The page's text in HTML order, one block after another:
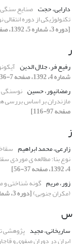
دارابی، حجت صنایع
تکنولوژیکی از دوره
[دوره 3، شماره 5، 1392، صفحه 7-24]
ر
رفیع فر، جلال الدین
شماره 4، 1392، صفحه 7-36]
رمضانپور، حسین
مازندران بر اساس بررسی
صفحه 97-116]
ز
زارعی، محمد ابراهیم
نوع بنا؛ مطالعه ی موردی
4، 1392، صفحه 37-56]
زور، مریم گونه شناختی و
(مکران جنوبی)[دوره 3، شماره 5، 1392، صفحه 121-140]
س
ساریخانی، مجید پژوهشی
ایران در دوران صفوی و